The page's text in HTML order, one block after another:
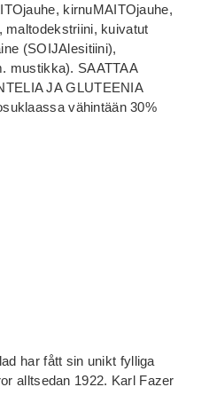
kirnuMAITOjauhe,
maltodekstriini, kuivatut
(SOIJAlesitiini),
mustikka). SAATTAA
JA GLUTEENIA
vähintään 30%
har fått sin unikt fylliga
alltsedan 1922. Karl Fazer